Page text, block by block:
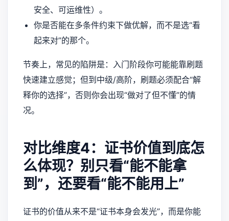
安全、可运维性）。
你是否能在多条件约束下做优解，而不是选“看
起来对”的那个。
节奏上，常见的陷阱是：入门阶段你可能能靠刷题
快速建立感觉；但到中级/高阶，刷题必须配合“解
释你的选择”，否则你会出现“做对了但不懂”的情
况。
对比维度4：证书价值到底怎
么体现？别只看“能不能拿
到”，还要看“能不能用上”
证书的价值从来不是“证书本身会发光”，而是你能